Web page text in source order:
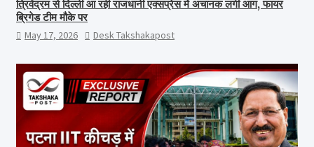
त्रिवेंद्रम से दिल्ली आ रही राजधानी एक्सप्रेस में अचानक लगी आग, फायर
ब्रिगेड टीम मौके पर
May 17, 2026 Desk Takshakapost